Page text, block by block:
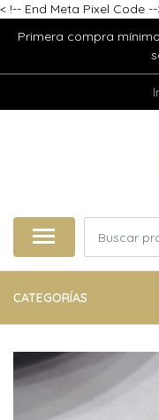
< !-- End Meta Pixel Code --
Primera compra
CATEGORÍAS